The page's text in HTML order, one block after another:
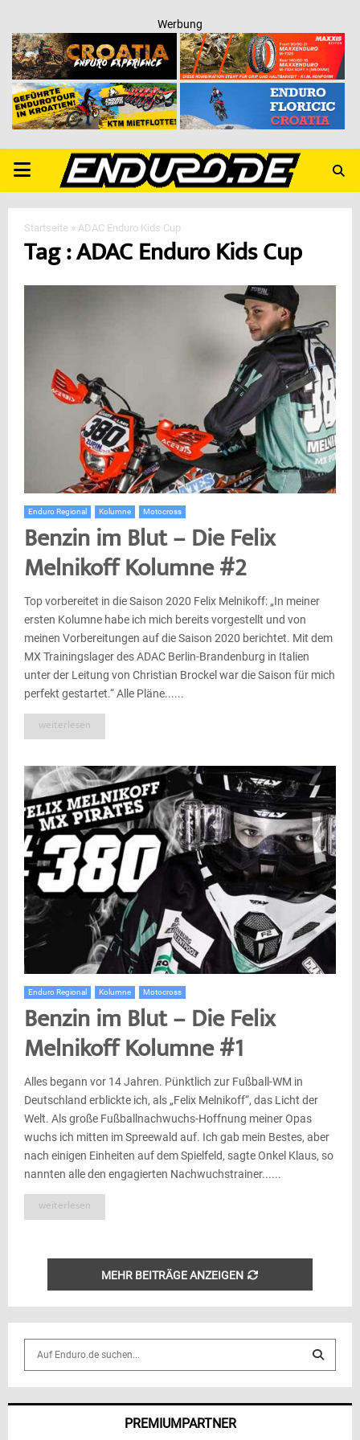
Werbung
PRIMARY
MENU
Startseite » ADAC Enduro Kids Cup
Tag : ADAC Enduro Kids Cup
Enduro Regional Kolumne Motocross
Benzin im Blut – Die Felix
Melnikoff Kolumne #2
Top vorbereitet in die Saison 2020 Felix Melnikoff: „In meiner
ersten Kolumne habe ich mich bereits vorgestellt und von
meinen Vorbereitungen auf die Saison 2020 berichtet. Mit dem
MX Trainingslager des ADAC Berlin-Brandenburg in Italien
unter der Leitung von Christian Brockel war die Saison für mich
perfekt gestartet.“ Alle Pläne......
weiterlesen
Enduro Regional Kolumne Motocross
Benzin im Blut – Die Felix
Melnikoff Kolumne #1
Alles begann vor 14 Jahren. Pünktlich zur Fußball-WM in
Deutschland erblickte ich, als „Felix Melnikoff“, das Licht der
Welt. Als große Fußballnachwuchs-Hoffnung meiner Opas
wuchs ich mitten im Spreewald auf. Ich gab mein Bestes, aber
nach einigen Einheiten auf dem Spielfeld, sagte Onkel Klaus, so
nannten alle den engagierten Nachwuchstrainer......
weiterlesen
MEHR BEITRÄGE ANZEIGEN
S
PREMIUMPARTNER